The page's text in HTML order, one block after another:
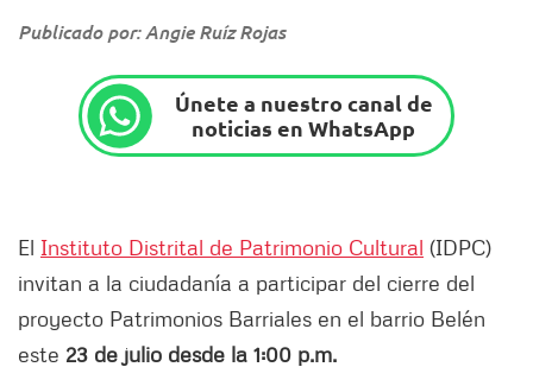
Publicado por: Angie Ruíz Rojas
Únete a nuestro canal de
noticias en WhatsApp
El Instituto Distrital de Patrimonio Cultural (IDPC)
invitan a la ciudadanía a participar del cierre del
proyecto Patrimonios Barriales en el barrio Belén
este 23 de julio desde la 1:00 p.m.